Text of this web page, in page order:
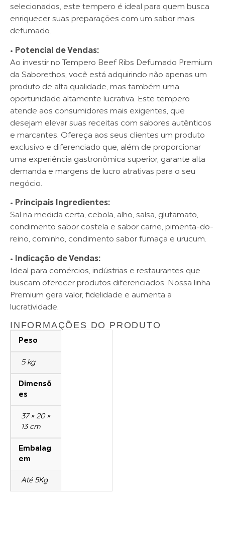
selecionados, este tempero é ideal para quem busca
enriquecer suas preparações com um sabor mais
defumado.
• Potencial de Vendas:
Ao investir no Tempero Beef Ribs Defumado Premium
da Saborethos, você está adquirindo não apenas um
produto de alta qualidade, mas também uma
oportunidade altamente lucrativa. Este tempero
atende aos consumidores mais exigentes, que
desejam elevar suas receitas com sabores autênticos
e marcantes. Ofereça aos seus clientes um produto
exclusivo e diferenciado que, além de proporcionar
uma experiência gastronômica superior, garante alta
demanda e margens de lucro atrativas para o seu
negócio.
• Principais Ingredientes:
Sal na medida certa, cebola, alho, salsa, glutamato,
condimento sabor costela e sabor carne, pimenta-do-
reino, cominho, condimento sabor fumaça e urucum.
•
Indicação de Vendas:
Ideal para comércios, indústrias e restaurantes que
buscam oferecer produtos diferenciados. Nossa linha
Premium gera valor, fidelidade e aumenta a
lucratividade.
INFORMAÇÕES DO PRODUTO
Peso
5 kg
Dimensõ
es
37 × 20 ×
13 cm
Embalag
em
Até 5Kg